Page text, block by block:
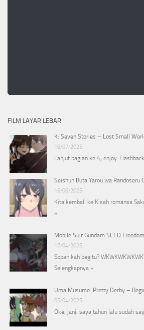
FILM LAYAR LEBAR
K: Seven Stories – Lost Small
18/07/2025
Lanjut bagian ke 4, enjoy.
Seishun Buta Yarou wa Randoseru
16/06/2025
Kita kembali ke Kisah romansa
»
Mobile Suit Gundam SEED
17/04/2025
Sopan kah begitu?
Selengkapnya »
Uma Musume: Pretty Derby –
05/04/2025
Oke, janji saya tahun lalu sudah